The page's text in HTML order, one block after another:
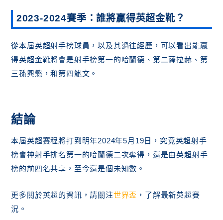
2023-2024賽季：誰將贏得英超金靴？
從本屆英超射手榜球員，以及其過往經歷，可以看出能贏
得英超金靴將會是射手榜第一的哈蘭德、第二薩拉赫、第
三孫興慜，和第四鮑文。
結論
本屆英超賽程將打到明年2024年5月19日，究竟英超射手
榜會神射手排名第一的哈蘭德二次奪得，還是由英超射手
榜的前四名共享，至今還是個未知數。
更多關於英超的資訊，請關注世界盃 ，了解最新英超賽
況。